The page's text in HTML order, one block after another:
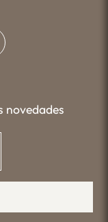
novedades